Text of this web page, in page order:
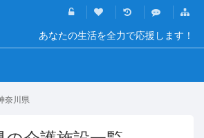
あなたの生活を全力で応援します！
奈川県